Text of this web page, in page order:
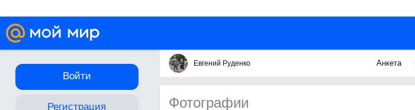
Войти
Регистрация
Евгений Руденко Анкета
Фотографии